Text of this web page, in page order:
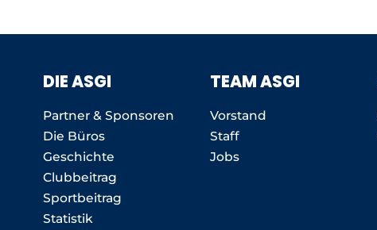
DIE ASGI
Partner & Sponsoren
Die Büros
Geschichte
Clubbeitrag
Sportbeitrag
Statistik
TEAM ASGI
Vorstand
Staff
Jobs